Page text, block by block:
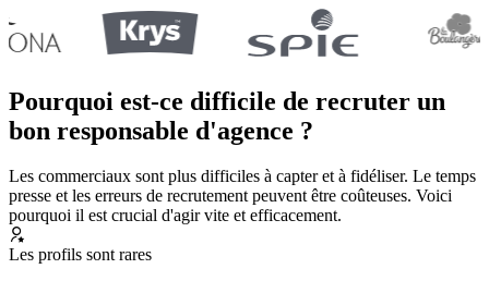
Pourquoi est-ce difficile de recruter un
bon responsable d'agence ?
Les commerciaux sont plus difficiles à capter et à fidéliser. Le temps
presse et les erreurs de recrutement peuvent être coûteuses. Voici
pourquoi il est crucial d'agir vite et efficacement.
Les profils sont rares